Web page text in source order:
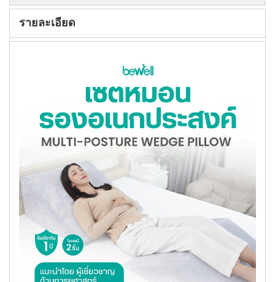
รายละเอียด